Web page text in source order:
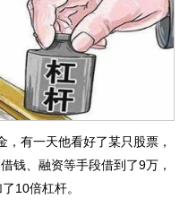
有一天他看好了某只股票，
钱、融资等手段借到了9万，
10倍杠杆。